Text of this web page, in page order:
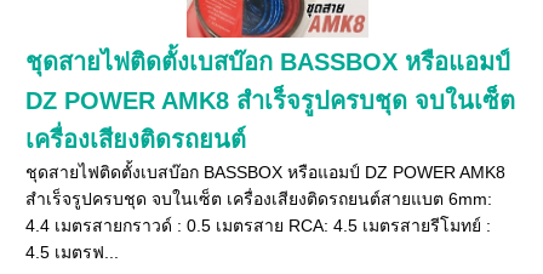
ชุดสายไฟติดตั้งเบสบ๊อก BASSBOX หรือแอมป์
DZ POWER AMK8 สำเร็จรูปครบชุด จบในเซ็ต
เครื่องเสียงติดรถยนต์
ชุดสายไฟติดตั้งเบสบ๊อก BASSBOX หรือแอมป์ DZ POWER AMK8
สำเร็จรูปครบชุด จบในเซ็ต เครื่องเสียงติดรถยนต์สายแบต 6mm:
4.4 เมตรสายกราวด์ : 0.5 เมตรสาย RCA: 4.5 เมตรสายรีโมทย์ :
4.5 เมตรฟ...